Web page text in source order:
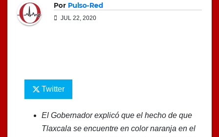
Por Pulso-Red
JUL 22, 2020
Twitter
El Gobernador explicó que el hecho de que
Tlaxcala se encuentre en color naranja en el